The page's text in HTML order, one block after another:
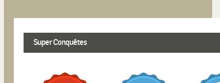
Super Conquêtes